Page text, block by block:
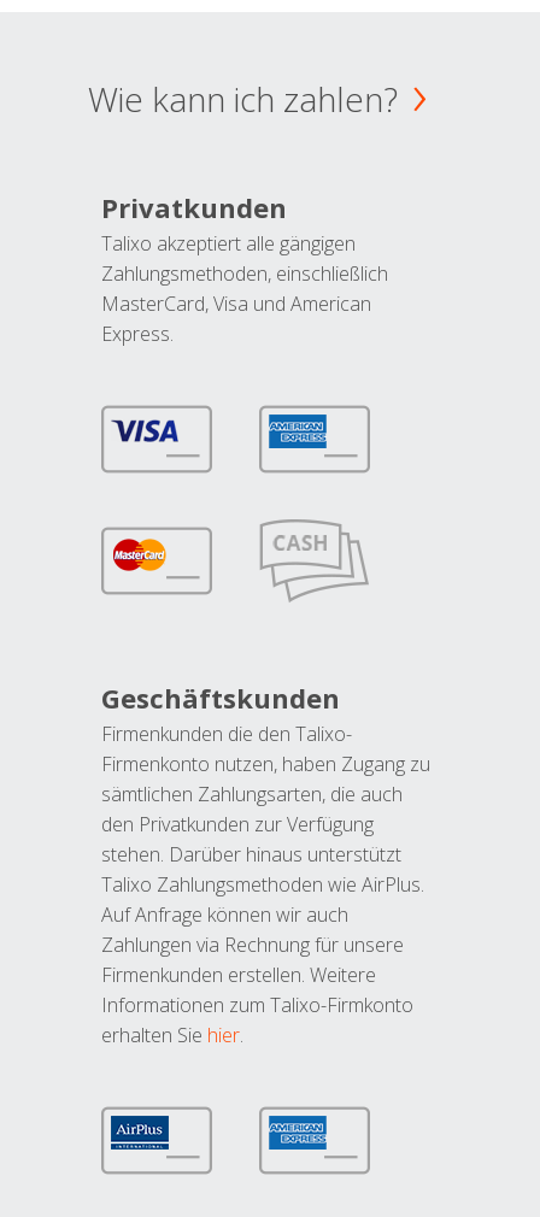
Wie kann ich zahlen?
Privatkunden
Talixo akzeptiert alle gängigen
Zahlungsmethoden, einschließlich
MasterCard, Visa und American
Express.
Geschäftskunden
Firmenkunden die den Talixo-
Firmenkonto nutzen, haben Zugang zu
sämtlichen Zahlungsarten, die auch
den Privatkunden zur Verfügung
stehen. Darüber hinaus unterstützt
Talixo Zahlungsmethoden wie AirPlus.
Auf Anfrage können wir auch
Zahlungen via Rechnung für unsere
Firmenkunden erstellen. Weitere
Informationen zum Talixo-Firmkonto
erhalten Sie hier.